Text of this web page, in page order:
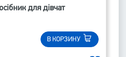
для дівчат
В КОРЗИНУ